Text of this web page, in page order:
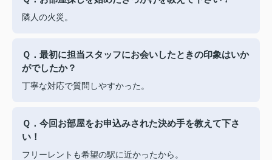
隣人の火災。
Ｑ．最初に担当スタッフにお会いしたときの印象はいか
がでしたか？
丁寧な対応で質問しやすかった。
Ｑ．今回お部屋をお申込みされた決め手を教えて下さ
い！
フリーレントも希望の駅に近かったから。